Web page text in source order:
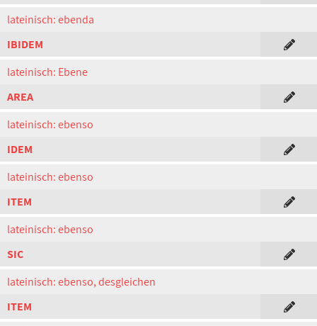
lateinisch: ebenda
IBIDEM
lateinisch: Ebene
AREA
lateinisch: ebenso
IDEM
lateinisch: ebenso
ITEM
lateinisch: ebenso
SIC
lateinisch: ebenso, desgleichen
ITEM